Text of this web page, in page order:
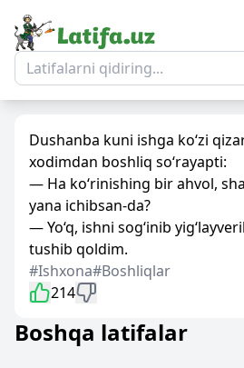
Dushanba kuni ishga ko‘zi
xodimdan boshliq so‘rayapti:
— Ha ko‘rinishing bir ahvol,
yana ichibsan-da?
— Yo‘q, ishni sog‘inib
tushib qoldim.
#Ishxona#Boshliqlar
214
Boshqa latifalar